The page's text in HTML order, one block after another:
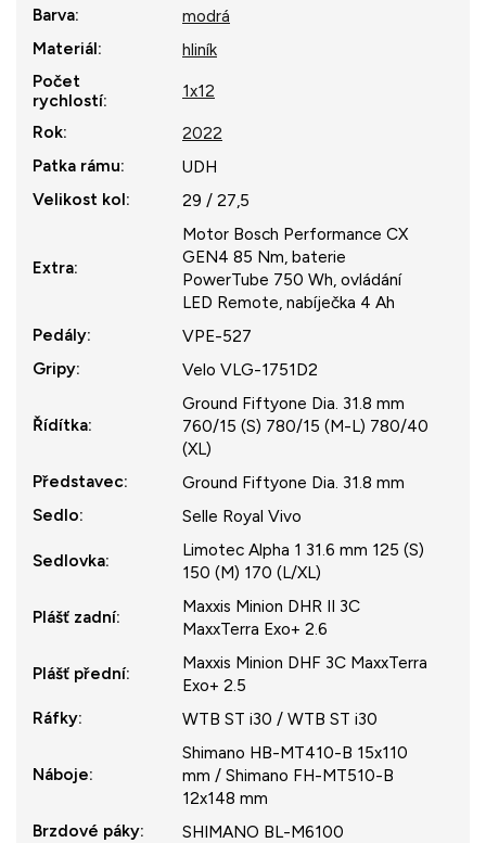
Barva:
modrá
Materiál:
hliník
Počet
rychlostí:
1x12
Rok:
2022
Patka rámu:
UDH
Velikost kol: 29 / 27,5
Extra:
Motor Bosch Performance CX
GEN4 85 Nm, baterie
PowerTube 750 Wh, ovládání
LED Remote, nabíječka 4 Ah
Pedály:
VPE-527
Gripy: Velo VLG-1751D2
Řídítka:
Ground Fiftyone Dia. 31.8 mm
760/15 (S) 780/15 (M-L) 780/40
(XL)
Představec:
Ground Fiftyone Dia. 31.8 mm
Sedlo: Selle Royal Vivo
Sedlovka:
Limotec Alpha 1 31.6 mm 125 (S)
150 (M) 170 (L/XL)
Plášť zadní:
Maxxis Minion DHR II 3C
MaxxTerra Exo+ 2.6
Plášť přední:
Maxxis Minion DHF 3C MaxxTerra
Exo+ 2.5
Ráfky: WTB ST i30 / WTB ST i30
Náboje:
Shimano HB-MT410-B 15x110
mm / Shimano FH-MT510-B
12x148 mm
Brzdové páky: SHIMANO BL-M6100